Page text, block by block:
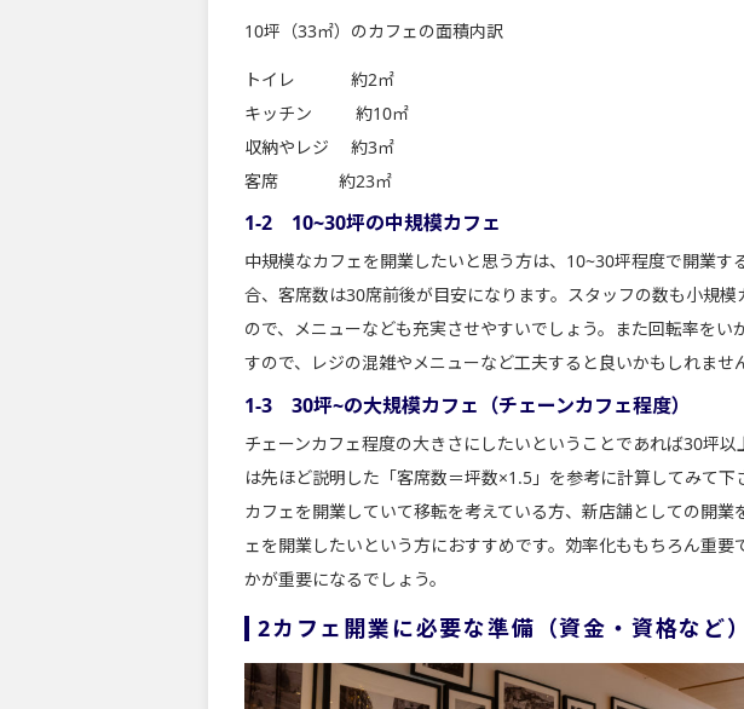
10坪（33㎡）のカフェの面積内訳
トイレ 約2㎡
キッチン 約10㎡
収納やレジ 約3㎡
客席 約23㎡
1-2 10~30坪の中規模カフェ
中規模なカフェを開業したいと思う方は、10~30坪程度で開業す
合、客席数は30席前後が目安になります。スタッフの数も小規
ので、メニューなども充実させやすいでしょう。また回転率をい
すので、レジの混雑やメニューなど工夫すると良いかもしれませ
1-3 30坪~の大規模カフェ（チェーンカフェ程度）
チェーンカフェ程度の大きさにしたいということであれば30坪
は先ほど説明した「客席数＝坪数×1.5」を参考に計算してみて
カフェを開業していて移転を考えている方、新店舗としての開業
ェを開業したいという方におすすめです。効率化ももちろん重要
かが重要になるでしょう。
2カフェ開業に必要な準備（資金・資格など）